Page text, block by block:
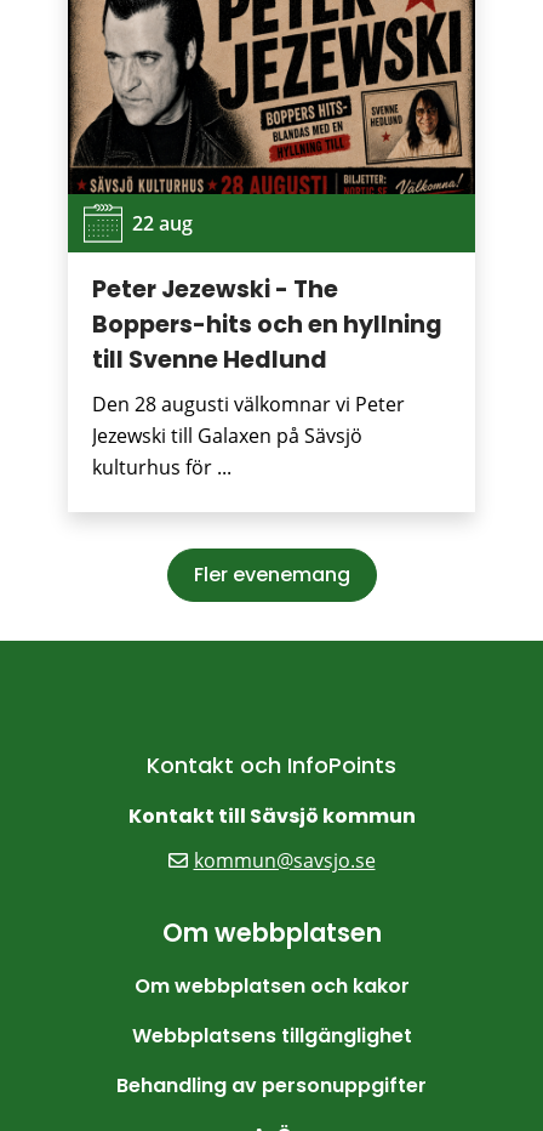
22 aug
Peter Jezewski - The
Boppers-hits och en hyllning
till Svenne Hedlund
Den 28 augusti välkomnar vi Peter
Jezewski till Galaxen på Sävsjö
kulturhus för ...
Fler evenemang
Kontakt och InfoPoints
Kontakt till Sävsjö kommun
kommun@savsjo.se
Om webbplatsen
Om webbplatsen och kakor
Webbplatsens tillgänglighet
Behandling av personuppgifter